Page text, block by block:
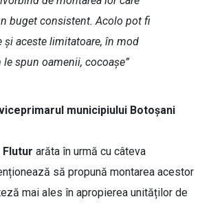
buget consistent. Acolo pot fi
și aceste limitatoare, în mod
spun oamenii, cocoașe”
municipiului Botoșani
Flutur arăta în urmă cu câteva
să propună montarea acestor
mai ales în apropierea unităților de